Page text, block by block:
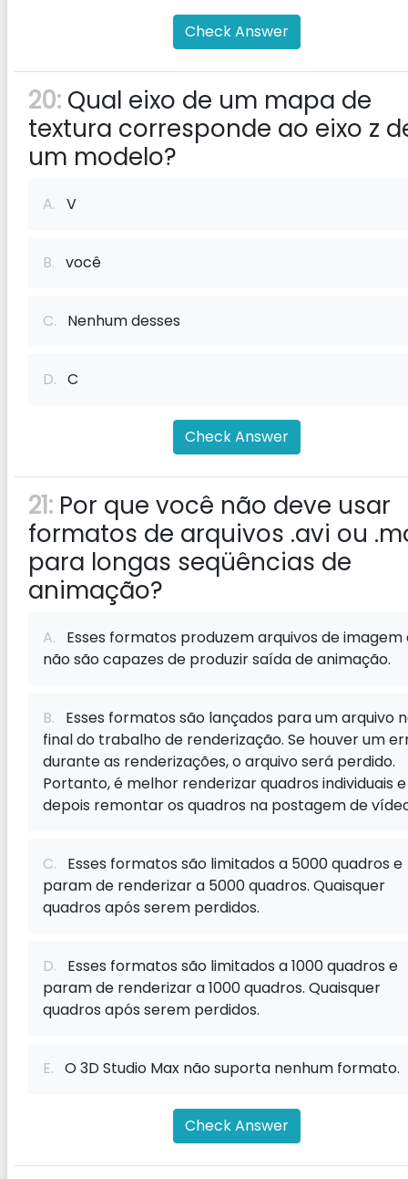
Check Answer
20: Qual eixo de um mapa de
textura corresponde ao eixo z
um modelo?
A. V
B. você
C. Nenhum desses
D. C
Check Answer
21: Por que você não deve usar
formatos de arquivos .avi ou
para longas seqüências de
animação?
A. Esses formatos produzem arquivos de imagem
não são capazes de produzir saída de animação.
B. Esses formatos são lançados para um arquivo
final do trabalho de renderização. Se houver um
durante as renderizações, o arquivo será perdido.
Portanto, é melhor renderizar quadros individuais e
depois remontar os quadros na postagem de
C. Esses formatos são limitados a 5000 quadros e
param de renderizar a 5000 quadros. Quaisquer
quadros após serem perdidos.
D. Esses formatos são limitados a 1000 quadros e
param de renderizar a 1000 quadros. Quaisquer
quadros após serem perdidos.
E. O 3D Studio Max não suporta nenhum formato.
Check Answer